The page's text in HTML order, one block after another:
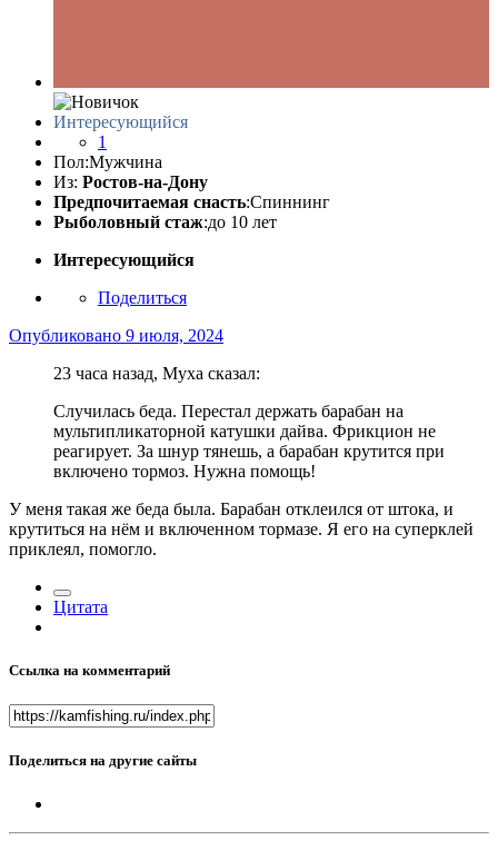
Интересующийся
1
Пол:Мужчина
Из: Ростов-на-Дону
Предпочитаемая снасть:Спиннинг
Рыболовный стаж:до 10 лет
Интересующийся
Поделиться
Опубликовано 9 июля, 2024
23 часа назад, Муха сказал:
Случилась беда. Перестал держать барабан на
мультипликаторной катушки дайва. Фрикцион не
реагирует. За шнур тянешь, а барабан крутится при
включено тормоз. Нужна помощь!
У меня такая же беда была. Барабан отклеился от штока, и
крутиться на нём и включенном тормазе. Я его на суперклей
приклеял, помогло.
Цитата
Ссылка на комментарий
Поделиться на другие сайты